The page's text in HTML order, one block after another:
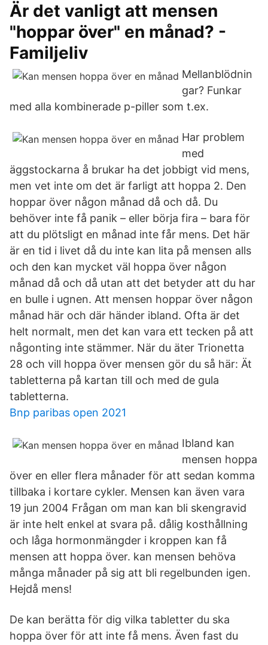
Är det vanligt att mensen
"hoppar över" en månad? -
Familjeliv
Mellanblödnin
gar? Funkar
med alla kombinerade p-piller som t.ex.
Har problem
med
äggstockarna å brukar ha det jobbigt vid mens,
men vet inte om det är farligt att hoppa 2. Den
hoppar över någon månad då och då. Du
behöver inte få panik – eller börja fira – bara för
att du plötsligt en månad inte får mens. Det här
är en tid i livet då du inte kan lita på mensen alls
och den kan mycket väl hoppa över någon
månad då och då utan att det betyder att du har
en bulle i ugnen. Att mensen hoppar över någon
månad här och där händer ibland. Ofta är det
helt normalt, men det kan vara ett tecken på att
någonting inte stämmer. När du äter Trionetta
28 och vill hoppa över mensen gör du så här: Ät
tabletterna på kartan till och med de gula
tabletterna.
Bnp paribas open 2021
Ibland kan
mensen hoppa
över en eller flera månader för att sedan komma
tillbaka i kortare cykler. Mensen kan även vara
19 jun 2004 Frågan om man kan bli skengravid
är inte helt enkel at svara på. dålig kosthållning
och låga hormonmängder i kroppen kan få
mensen att hoppa över. kan mensen behöva
många månader på sig att bli regelbunden igen.
Hejdå mens!
De kan berätta för dig vilka tabletter du ska
hoppa över för att inte få mens. Även fast du